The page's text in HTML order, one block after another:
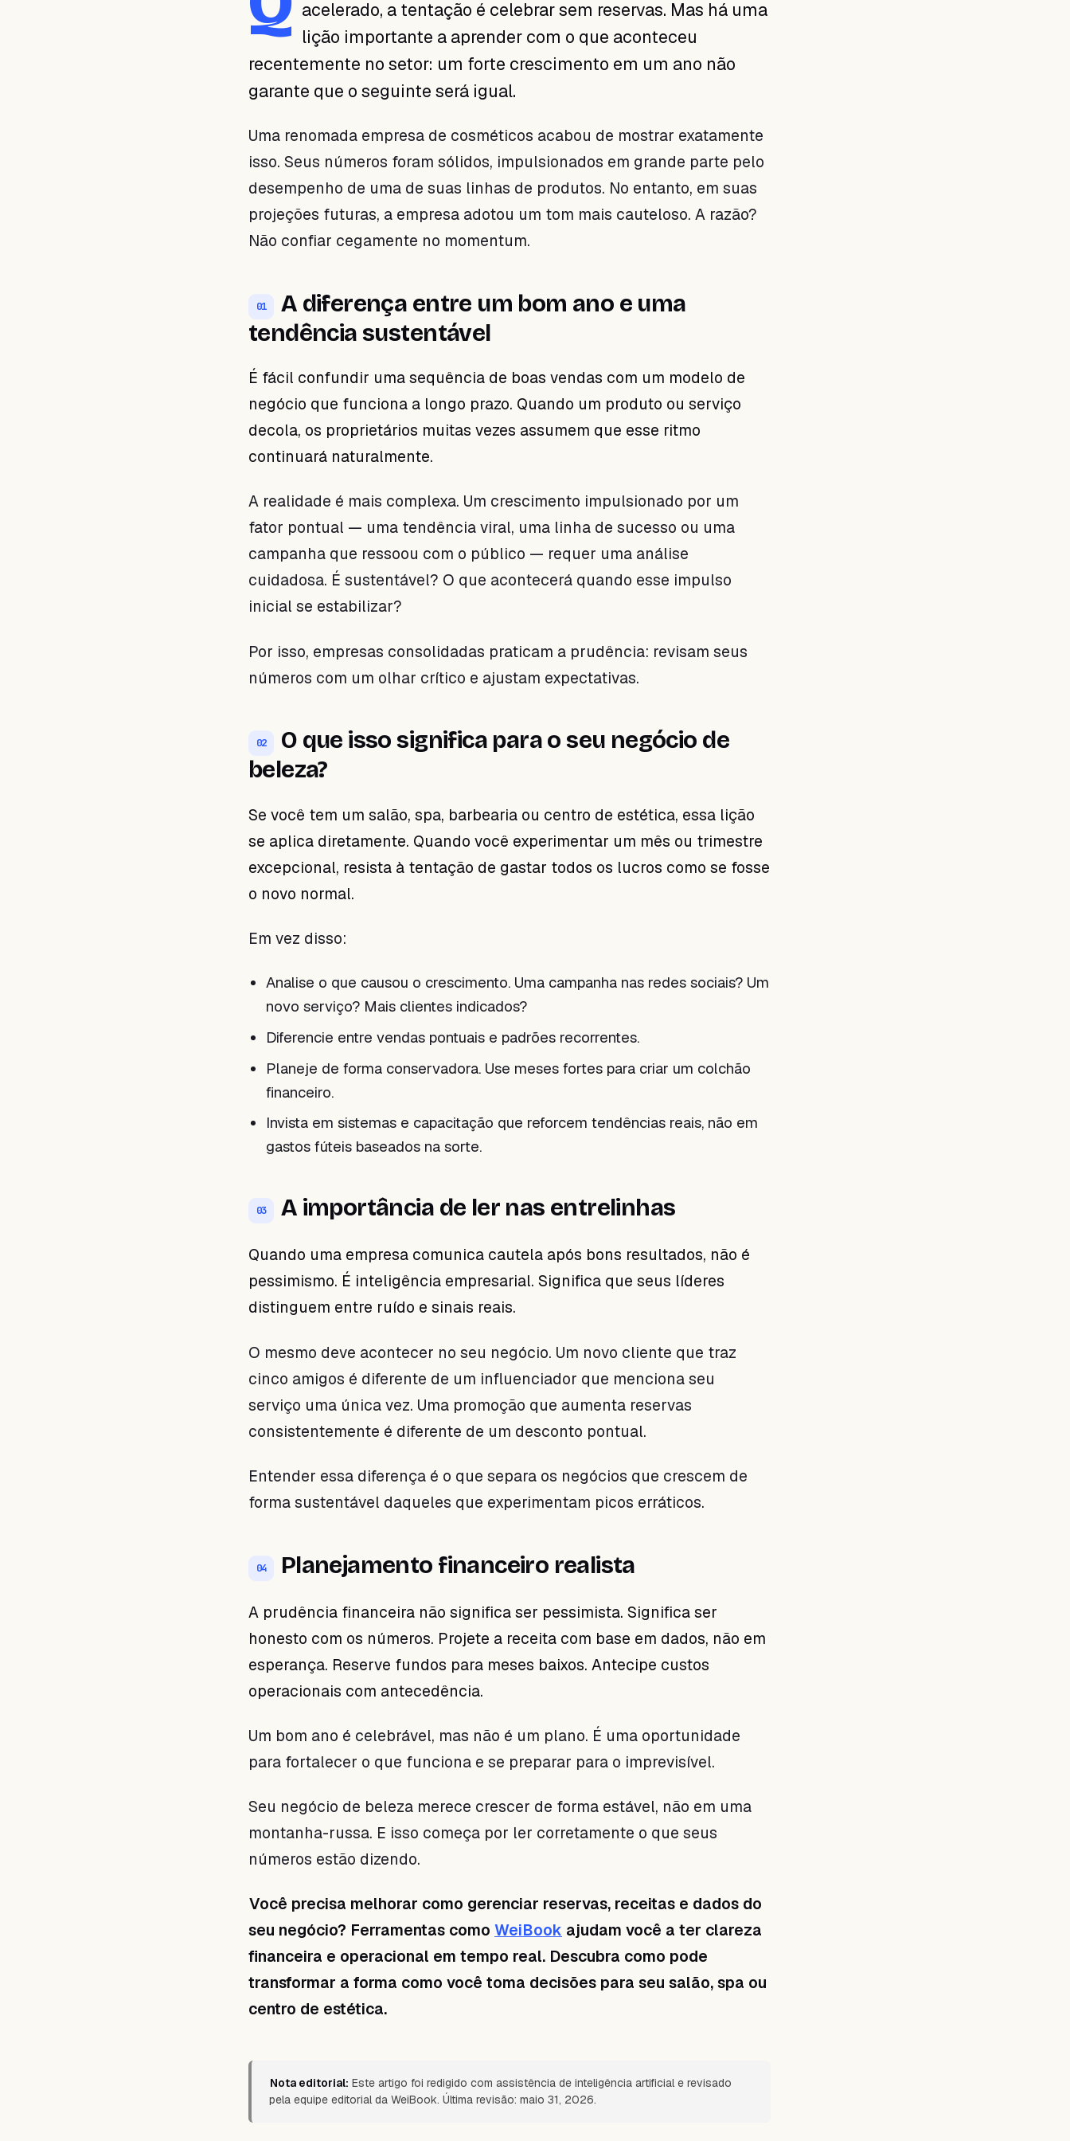
acelerado, a tentação é celebrar sem reservas. Mas há uma
lição importante a aprender com o que aconteceu
recentemente no setor: um forte crescimento em um ano não
garante que o seguinte será igual.
Uma renomada empresa de cosméticos acabou de mostrar exatamente
isso. Seus números foram sólidos, impulsionados em grande parte pelo
desempenho de uma de suas linhas de produtos. No entanto, em suas
projeções futuras, a empresa adotou um tom mais cauteloso. A razão?
Não confiar cegamente no momentum.
01
A diferença entre um bom ano e uma
tendência sustentável
É fácil confundir uma sequência de boas vendas com um modelo de
negócio que funciona a longo prazo. Quando um produto ou serviço
decola, os proprietários muitas vezes assumem que esse ritmo
continuará naturalmente.
A realidade é mais complexa. Um crescimento impulsionado por um
fator pontual — uma tendência viral, uma linha de sucesso ou uma
campanha que ressoou com o público — requer uma análise
cuidadosa. É sustentável? O que acontecerá quando esse impulso
inicial se estabilizar?
Por isso, empresas consolidadas praticam a prudência: revisam seus
números com um olhar crítico e ajustam expectativas.
02
O que isso significa para o seu negócio de
beleza?
Se você tem um salão, spa, barbearia ou centro de estética, essa lição
se aplica diretamente. Quando você experimentar um mês ou trimestre
excepcional, resista à tentação de gastar todos os lucros como se fosse
o novo normal.
Em vez disso:
Analise o que causou o crescimento. Uma campanha nas redes sociais? Um
novo serviço? Mais clientes indicados?
Diferencie entre vendas pontuais e padrões recorrentes.
Planeje de forma conservadora. Use meses fortes para criar um colchão
financeiro.
Invista em sistemas e capacitação que reforcem tendências reais, não em
gastos fúteis baseados na sorte.
03 A importância de ler nas entrelinhas
Quando uma empresa comunica cautela após bons resultados, não é
pessimismo. É inteligência empresarial. Significa que seus líderes
distinguem entre ruído e sinais reais.
O mesmo deve acontecer no seu negócio. Um novo cliente que traz
cinco amigos é diferente de um influenciador que menciona seu
serviço uma única vez. Uma promoção que aumenta reservas
consistentemente é diferente de um desconto pontual.
Entender essa diferença é o que separa os negócios que crescem de
forma sustentável daqueles que experimentam picos erráticos.
04 Planejamento financeiro realista
A prudência financeira não significa ser pessimista. Significa ser
honesto com os números. Projete a receita com base em dados, não em
esperança. Reserve fundos para meses baixos. Antecipe custos
operacionais com antecedência.
Um bom ano é celebrável, mas não é um plano. É uma oportunidade
para fortalecer o que funciona e se preparar para o imprevisível.
Seu negócio de beleza merece crescer de forma estável, não em uma
montanha-russa. E isso começa por ler corretamente o que seus
números estão dizendo.
Você precisa melhorar como gerenciar reservas, receitas e dados do
seu negócio? Ferramentas como WeiBook ajudam você a ter clareza
financeira e operacional em tempo real. Descubra como pode
transformar a forma como você toma decisões para seu salão, spa ou
centro de estética.
Nota editorial: Este artigo foi redigido com assistência de inteligência artificial e revisado
pela equipe editorial da WeiBook. Última revisão: maio 31, 2026.